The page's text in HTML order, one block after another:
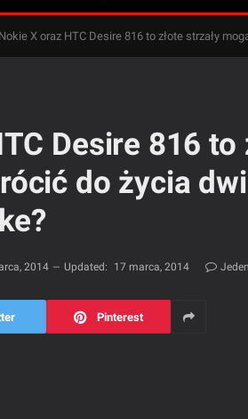
Nokie X oraz HTC Desire 816 to złote strzały
Desire 816 to
do życia
2014 Updated: 17 marca, 2014
Pinterest